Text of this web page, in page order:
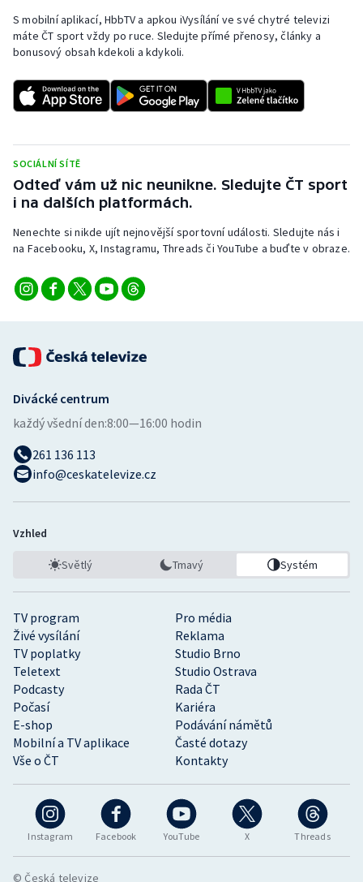
Rychlobruslení
Rychlostní kanoistika
Short track
Stolní tenis
Triatlon
Veslování
Vodní slalom
Volejbal
Ostatní
S mobilní aplikací, HbbTV a apkou iVysílání ve své chytré televizi
máte ČT sport vždy po ruce. Sledujte přímé přenosy, články a
bonusový obsah kdekoli a kdykoli.
SOCIÁLNÍ SÍTĚ
Odteď vám už nic neunikne. Sledujte ČT sport
i na dalších platformách.
Nenechte si nikde ujít nejnovější sportovní události. Sledujte nás i
na Facebooku, X, Instagramu, Threads či YouTube a buďte v obraze.
Instagram Facebook YouTube X Threads
TV program
Pro média
Živé vysílání
Reklama
TV poplatky
Studio Brno
Teletext
Studio Ostrava
Podcasty
Rada ČT
Počasí
Kariéra
E-shop
Podávání námětů
Mobilní a TV aplikace
Časté dotazy
Vše o ČT
Kontakty
Divácké centrum
každý všední den:8:00—16:00 hodin
261 136 113
info@ceskatelevize.cz
Vzhled
Světlý Tmavý Systém
© Česká televize